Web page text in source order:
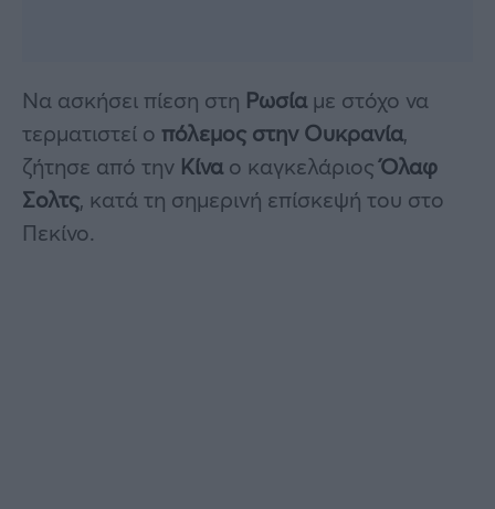
Να ασκήσει πίεση στη Ρωσίαμε στόχο να
τερματιστεί ο πόλεμος στην Ουκρανία,
ζήτησε από την Κίναο καγκελάριοςΌλαφ
Σολτς, κατά τη σημερινή επίσκεψή του στο
Πεκίνο.